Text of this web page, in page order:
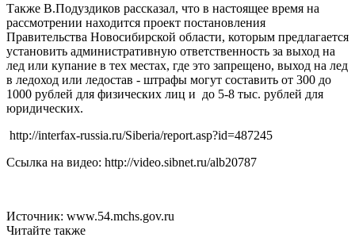
Также В.Подуздиков рассказал, что в настоящее время на
рассмотрении находится проект постановления
Правительства Новосибирской области, которым предлагается
установить административную ответственность за выход на
лед или купание в тех местах, где это запрещено, выход на лед
в ледоход или ледостав - штрафы могут составить от 300 до
1000 рублей для физических лиц и до 5-8 тыс. рублей для
юридических.
http://interfax-russia.ru/Siberia/report.asp?id=487245
Ссылка на видео: http://video.sibnet.ru/alb20787
Источник: www.54.mchs.gov.ru
Читайте также